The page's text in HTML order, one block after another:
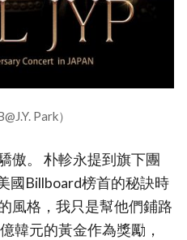
Park）
傲。 朴軫永提到旗下團
國Billboard榜首的秘訣時
風格，我只是幫他們鋪路
韓元的黃金作為獎勵，